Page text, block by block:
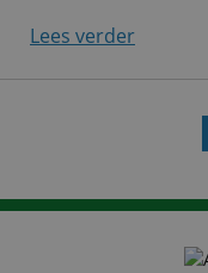
Financieel
Finance afdeling
Lees verder